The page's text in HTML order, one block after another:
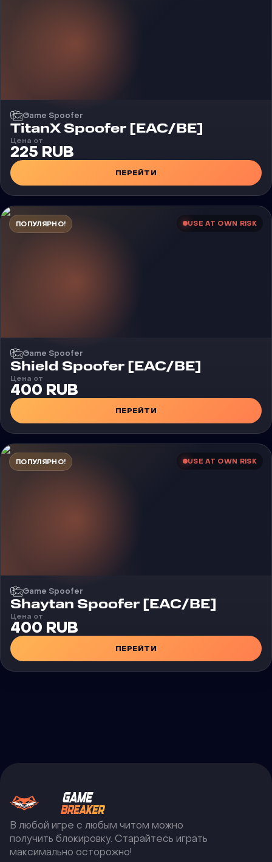
Game Spoofer
TitanX Spoofer [EAC/BE]
Цена от
225 RUB
ПЕРЕЙТИ
ПОПУЛЯРНО! USE AT OWN RISK
Game Spoofer
Shield Spoofer [EAC/BE]
Цена от
400 RUB
ПЕРЕЙТИ
ПОПУЛЯРНО! USE AT OWN RISK
Game Spoofer
Shaytan Spoofer [EAC/BE]
Цена от
400 RUB
ПЕРЕЙТИ
В любой игре с любым читом можно
получить блокировку. Старайтесь играть
максимально осторожно!